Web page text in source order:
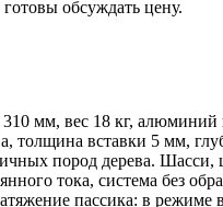
обсуждать цену.
мм, вес 18 кг,
толщина вставки 5 мм,
пород дерева.
тока, система без
пассика: в